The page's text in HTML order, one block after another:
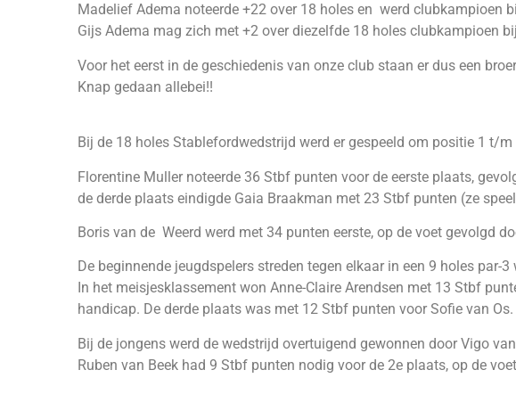
Madelief Adema noteerde +22 over 18 holes en werd clubkampioen
Gijs Adema mag zich met +2 over diezelfde 18 holes clubkampioen
Voor het eerst in de geschiedenis van onze club staan er dus een
Knap gedaan allebei!!
Bij de 18 holes Stablefordwedstrijd werd er gespeeld om positie 1 t/
Florentine Muller noteerde 36 Stbf punten voor de eerste plaats,
de derde plaats eindigde Gaia Braakman met 23 Stbf punten (ze
Boris van de Weerd werd met 34 punten eerste, op de voet gevolgd
De beginnende jeugdspelers streden tegen elkaar in een 9 holes par-3
In het meisjesklassement won Anne-Claire Arendsen met 13 Stbf
handicap. De derde plaats was met 12 Stbf punten voor Sofie van Os.
Bij de jongens werd de wedstrijd overtuigend gewonnen door Vigo
Ruben van Beek had 9 Stbf punten nodig voor de 2e plaats, op de